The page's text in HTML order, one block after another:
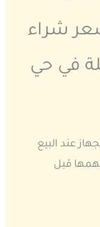
شراء
في حي
عند البيع
قبل